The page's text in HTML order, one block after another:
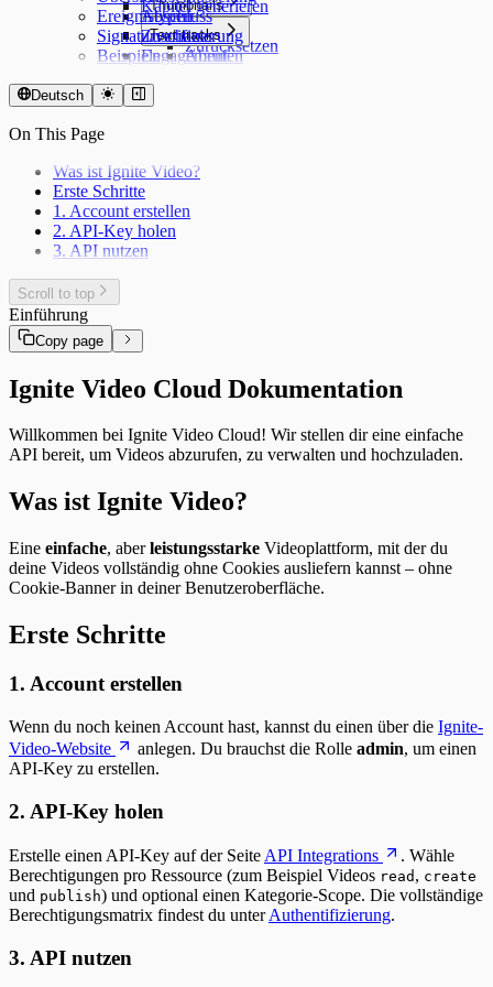
Thumbnails
Erstellen
Zurücksetzen
Text tracks
Abrufen
Abschluss
Zuschauer
Engagement
Kapitel generieren
Ereignistypen
Signaturverifizierung
Beispiele
Deutsch
On This Page
Was ist Ignite Video?
Erste Schritte
1. Account erstellen
2. API-Key holen
3. API nutzen
Scroll to top
Einführung
Copy page
Ignite Video Cloud Dokumentation
Willkommen bei Ignite Video Cloud! Wir stellen dir eine einfache
API bereit, um Videos abzurufen, zu verwalten und hochzuladen.
Was ist Ignite Video?
Eine einfache, aberleistungsstarke Videoplattform, mit der du
deine Videos vollständig ohne Cookies ausliefern kannst – ohne
Cookie-Banner in deiner Benutzeroberfläche.
Erste Schritte
1. Account erstellen
Wenn du noch keinen Account hast, kannst du einen über die Ignite-
Video-Website
anlegen. Du brauchst die Rolle admin, um einen
API-Key zu erstellen.
2. API-Key holen
Erstelle einen API-Key auf der Seite API Integrations
. Wähle
Berechtigungen pro Ressource (zum Beispiel Videos read , create
und publish) und optional einen Kategorie-Scope. Die vollständige
Berechtigungsmatrix findest du unterAuthentifizierung.
3. API nutzen